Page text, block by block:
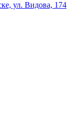
ул. Видова, 174